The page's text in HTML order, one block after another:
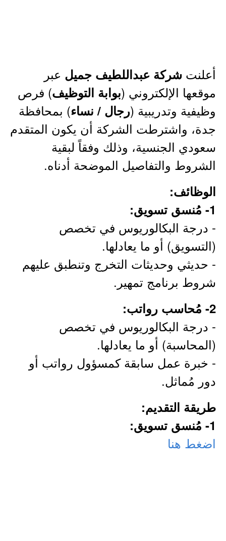
أعلنت شركة عبداللطيف جميل عبر
موقعها الإلكتروني (بوابة التوظيف) فرص
وظيفية وتدريبية (رجال / نساء) بمحافظة
جدة، واشترطت الشركة أن يكون المتقدم
سعودي الجنسية، وذلك وفقاً لبقية
الشروط والتفاصيل الموضحة أدناه.
الوظائف:
1- مُنسق تسويق:
- درجة البكالوريوس في تخصص
(التسويق) أو ما يعادلها.
- حديثي وحديثات التخرج وتنطبق عليهم
شروط برنامج تمهير.
2- مُحاسب رواتب:
- درجة البكالوريوس في تخصص
(المحاسبة) أو ما يعادلها.
- خبرة عمل سابقة كمسؤول رواتب أو
دور مُماثل.
طريقة التقديم:
1- مُنسق تسويق:
اضغط هنا